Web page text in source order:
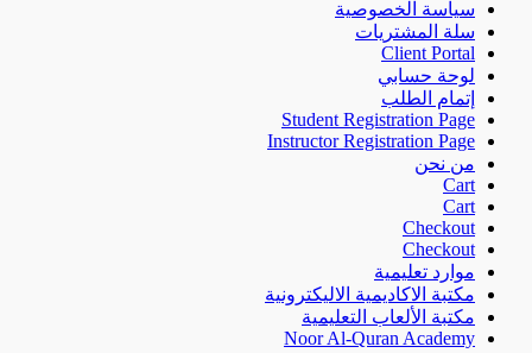
سياسة الخصوصية
سلة المشتريات
Client Portal
لوحة حسابي
إتمام الطلب
Student Registration Page
Instructor Registration Page
من نحن
Cart
Cart
Checkout
Checkout
موارد تعليمية
مكتبة الاكاديمية الاليكترونية
مكتبة الألعاب التعليمية
Noor Al-Quran Academy